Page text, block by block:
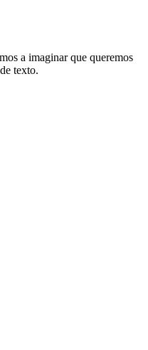
a imaginar que queremos
texto.